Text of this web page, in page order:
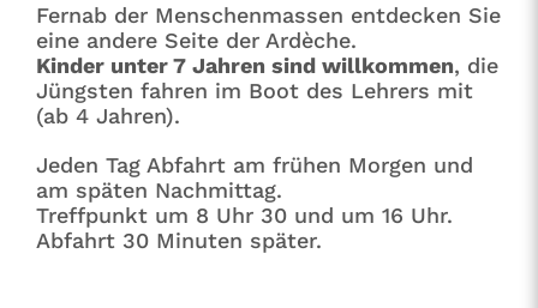
Fernab der Menschenmassen entdecken Sie
eine andere Seite der Ardèche.
Kinder unter 7 Jahren sind willkommen, die
Jüngsten fahren im Boot des Lehrers mit
(ab 4 Jahren).
Jeden Tag Abfahrt am frühen Morgen und
am späten Nachmittag.
Treffpunkt um 8 Uhr 30 und um 16 Uhr.
Abfahrt 30 Minuten später.